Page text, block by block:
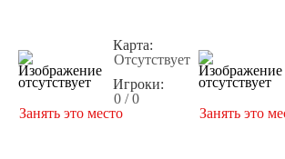
Карта:
Отсутствует
Игроки:
0 / 0
Занять это место
Занять это